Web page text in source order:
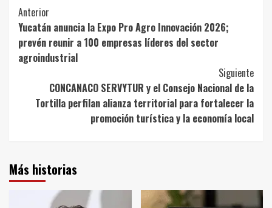
Post
Navigation
Anterior
Yucatán anuncia la Expo Pro Agro Innovación 2026;
prevén reunir a 100 empresas líderes del sector
agroindustrial
Siguiente
CONCANACO SERVYTUR y el Consejo Nacional de la
Tortilla perfilan alianza territorial para fortalecer la
promoción turística y la economía local
Más historias